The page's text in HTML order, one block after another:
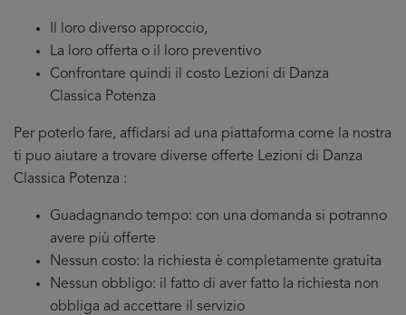
Il loro diverso approccio,
La loro offerta o il loro preventivo
Confrontare quindi il costo Lezioni di Danza
Classica Potenza
Per poterlo fare, affidarsi ad una piattaforma come la nostra
ti puo aiutare a trovare diverse offerte Lezioni di Danza
Classica Potenza :
Guadagnando tempo: con una domanda si potranno
avere più offerte
Nessun costo: la richiesta è completamente gratuita
Nessun obbligo: il fatto di aver fatto la richiesta non
obbliga ad accettare il servizio